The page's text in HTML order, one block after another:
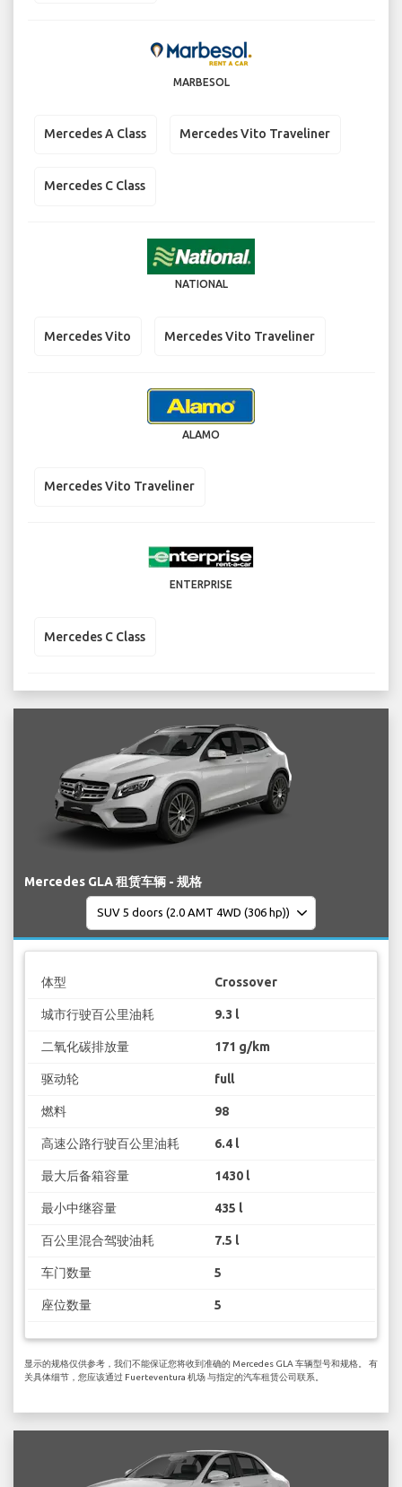
MARBESOL
Mercedes A Class Mercedes Vito Traveliner
Mercedes C Class
NATIONAL
Mercedes Vito Mercedes Vito Traveliner
ALAMO
Mercedes Vito Traveliner
ENTERPRISE
Mercedes C Class
Mercedes GLA 租赁车辆 - 规格
体型 Crossover
城市行驶百公里油耗 9.3 l
二氧化碳排放量 171 g/km
驱动轮 full
燃料 98
高速公路行驶百公里油耗 6.4 l
最大后备箱容量 1430 l
最小中继容量 435 l
百公里混合驾驶油耗 7.5 l
车门数量 5
座位数量 5
显示的规格仅供参考，我们不能保证您将收到准确的 Mercedes GLA 车辆型号和规格。 有
关具体细节，您应该通过 Fuerteventura 机场 与指定的汽车租赁公司联系。